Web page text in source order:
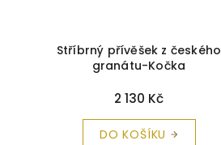
Stříbrný přívěšek z českého
granátu-Kočka
2 130 Kč
DO KOŠÍKU